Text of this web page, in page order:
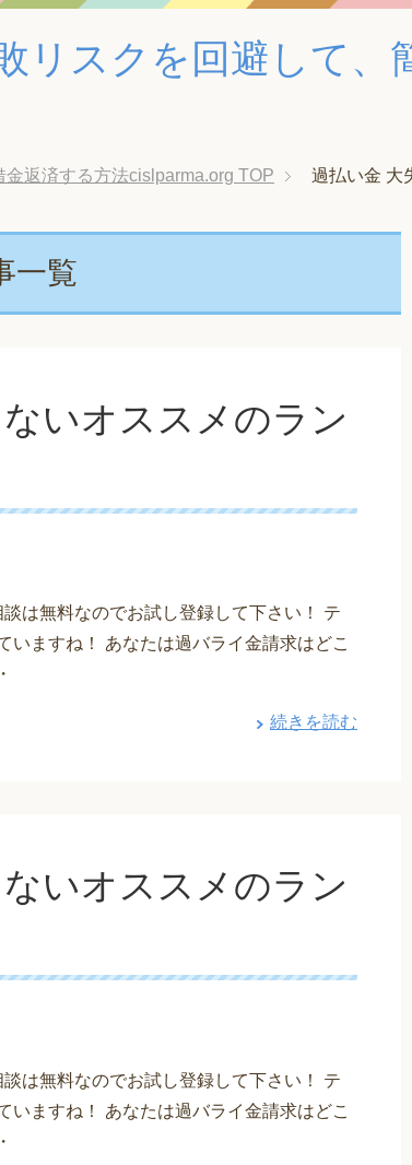
リスクを回避して、
返済する方法cislparma.org TOP 過払い金 大
一覧
いオススメのラン
は無料なのでお試し登録して下さい！ テ
いますね！ あなたは過バライ金請求はどこ
続きを読む
いオススメのラン
は無料なのでお試し登録して下さい！ テ
いますね！ あなたは過バライ金請求はどこ